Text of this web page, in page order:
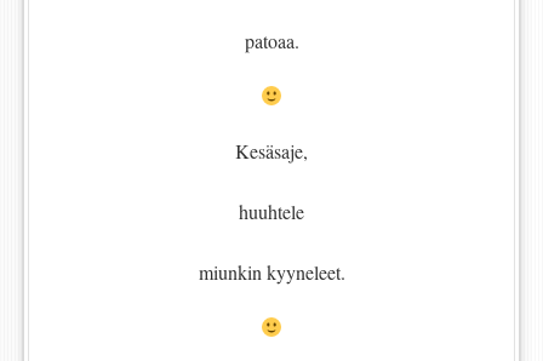
patoaa.
Kesäsaje,
huuhtele
miunkin kyyneleet.